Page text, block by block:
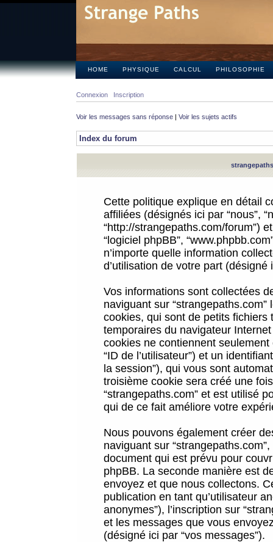
HOME PHYSIQUE CALCUL PHILOSOPHIE
Connexion Inscription
Voir les messages sans réponse | Voir les sujets actifs
Index du forum
Cette politique explique en détail
affiliées (désignés ici par “nous”,
“http://strangepaths.com/forum”)
“logiciel phpBB”,
n’importe quelle information
d’utilisation de votre part (désigné
Vos informations sont collectées
naviguant sur
cookies, qui sont de petits
temporaires du navigateur
cookies ne contiennent
“ID de l’utilisateur”) et un
la session”), qui vous sont
troisième cookie sera créé une
“strangepaths.com” et est utilisé
qui de ce fait améliore votre
Nous pouvons également créer
naviguant sur
document qui est prévu pour
phpBB. La seconde manière est
envoyez et que nous collectons.
publication en tant qu’utilisateur
anonymes”), l’inscription sur
et les messages que vous
(désigné ici par “vos messages”).